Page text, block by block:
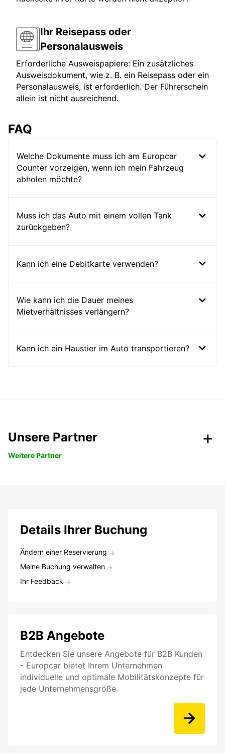
Ihr Reisepass oder
Personalausweis
Erforderliche Ausweispapiere: Ein zusätzliches
Ausweisdokument, wie z. B. ein Reisepass oder ein
Personalausweis, ist erforderlich. Der Führerschein
allein ist nicht ausreichend.
FAQ
Welche Dokumente muss ich am Europcar
Counter vorzeigen, wenn ich mein Fahrzeug
abholen möchte?
Muss ich das Auto mit einem vollen Tank
zurückgeben?
Kann ich eine Debitkarte verwenden?
Wie kann ich die Dauer meines
Mietverhältnisses verlängern?
Kann ich ein Haustier im Auto transportieren?
Unsere Partner
Weitere Partner
Details Ihrer Buchung
Ändern einer Reservierung
Meine Buchung verwalten
Ihr Feedback
B2B Angebote
Entdecken Sie unsere Angebote für B2B Kunden
- Europcar bietet Ihrem Unternehmen
individuelle und optimale Mobilitätskonzepte für
jede Unternehmensgröße.